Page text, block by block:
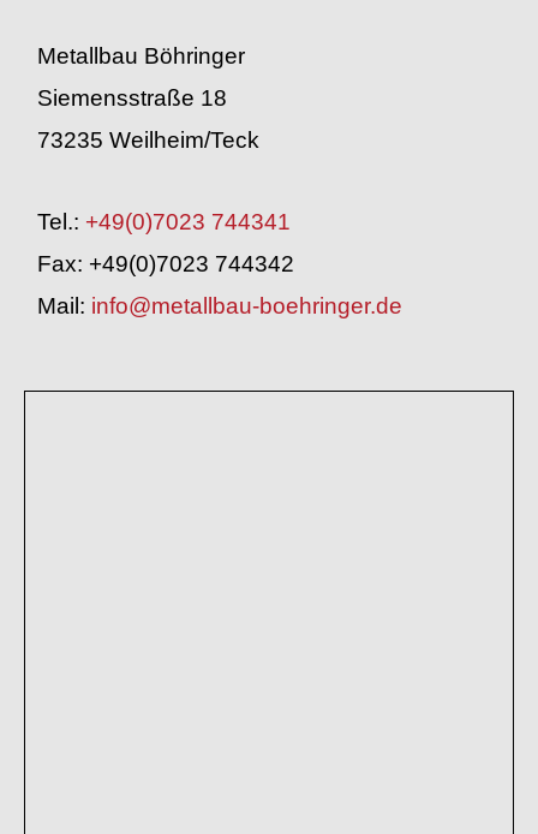
Metallbau Böhringer
Siemensstraße 18
73235 Weilheim/Teck
Tel.: +49(0)7023 744341
Fax: +49(0)7023 744342
Mail: info@metallbau-boehringer.de